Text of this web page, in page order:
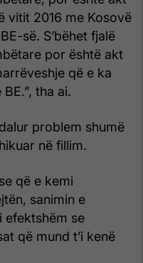
vitit 2016 me Kosovë
së. S’bëhet fjalë
por është akt
që e ka
tha ai.
problem shumë
në fillim.
që e kemi
sanimin e
efektshëm se
që mund t’i kenë